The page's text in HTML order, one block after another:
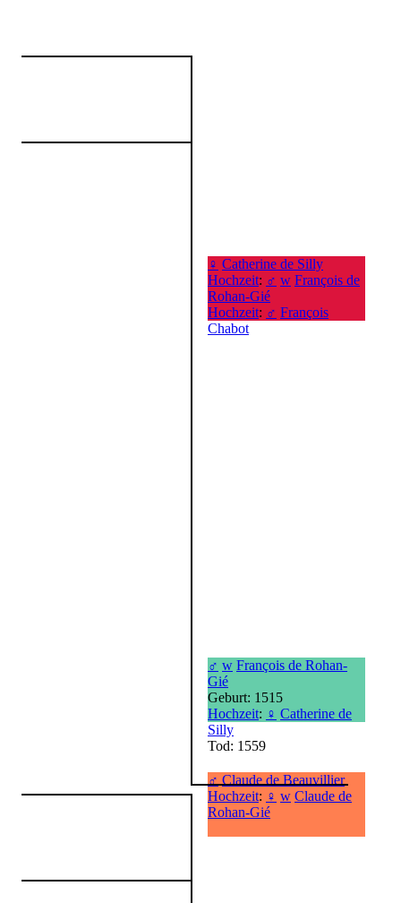
♀ Catherine de Silly
Hochzeit: ♂ w François de
Rohan-Gié
Hochzeit: ♂ François
Chabot
♂ w François de Rohan-
Gié
Geburt: 1515
Hochzeit: ♀ Catherine de
Silly
Tod: 1559
♂ Claude de Beauvillier
Hochzeit: ♀ w Claude de
Rohan-Gié